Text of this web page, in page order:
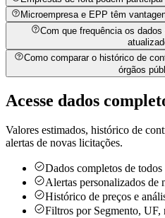
Microempresa e EPP têm
Com que frequência os
Como comparar o histórico de
órgãos
Acesse dados
Valores estimados, histórico de
alertas de novas licitações.
Dados completos de
Alertas personalizados de
Histórico de preços e
Filtros por Segmento, UF,